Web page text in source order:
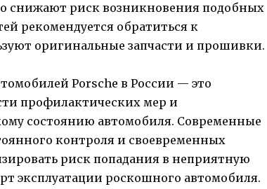
снижают риск возникновения подобных
рекомендуется обратиться к
оригинальные запчасти и прошивки.
Porsche в России — это
профилактических мер и
состоянию автомобиля. Современные
контроля и своевременных
риск попадания в неприятную
эксплуатации роскошного автомобиля.